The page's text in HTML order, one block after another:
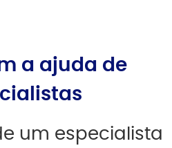
a ajuda de
um especialista